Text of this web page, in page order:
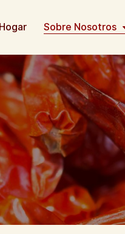
Hogar Sobre Nosotros